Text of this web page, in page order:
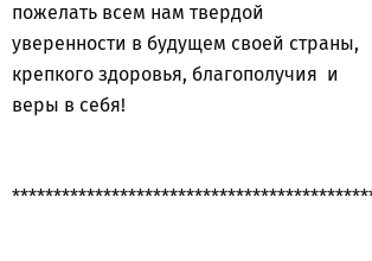
пожелать всем нам твердой
уверенности в будущем своей страны,
крепкого здоровья, благополучия и
веры в себя!